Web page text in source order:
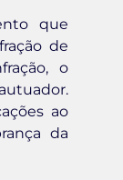
que
de
o
ao
da